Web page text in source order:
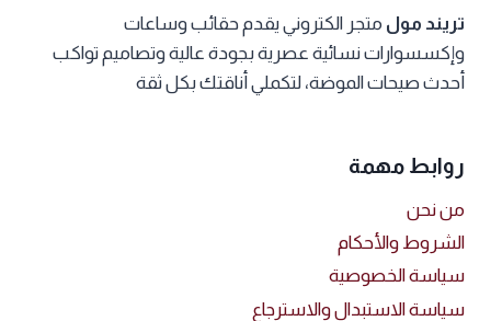
تريند مول متجر الكتروني يقدم حقائب وساعات
وإكسسوارات نسائية عصرية بجودة عالية وتصاميم تواكب
أحدث صيحات الموضة، لتكملي أناقتك بكل ثقة
روابط مهمة
من نحن
الشروط والأحكام
سياسة الخصوصية
سياسة الاستبدال والاسترجاع